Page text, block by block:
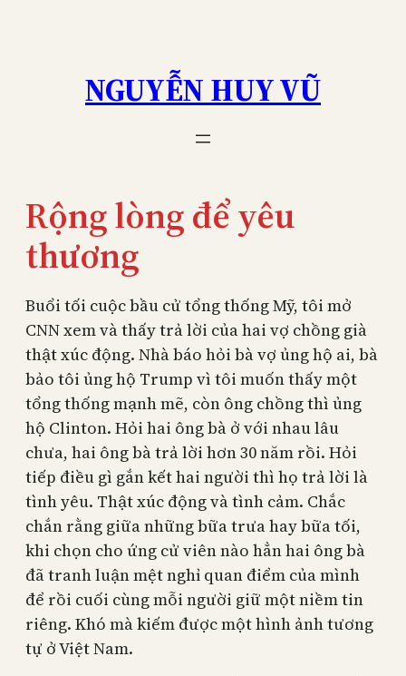
NGUYỄN HUY VŨ
Rộng lòng để yêu
thương
Buổi tối cuộc bầu cử tổng thống Mỹ, tôi mở
CNN xem và thấy trả lời của hai vợ chồng già
thật xúc động. Nhà báo hỏi bà vợ ủng hộ ai, bà
bảo tôi ủng hộ Trump vì tôi muốn thấy một
tổng thống mạnh mẽ, còn ông chồng thì ủng
hộ Clinton. Hỏi hai ông bà ở với nhau lâu
chưa, hai ông bà trả lời hơn 30 năm rồi. Hỏi
tiếp điều gì gắn kết hai người thì họ trả lời là
tình yêu. Thật xúc động và tình cảm. Chắc
chắn rằng giữa những bữa trưa hay bữa tối,
khi chọn cho ứng cử viên nào hẳn hai ông bà
đã tranh luận mệt nghỉ quan điểm của mình
để rồi cuối cùng mỗi người giữ một niềm tin
riêng. Khó mà kiếm được một hình ảnh tương
tự ở Việt Nam.